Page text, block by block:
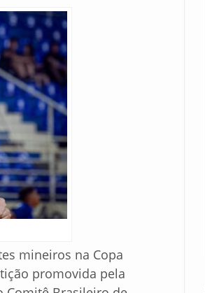
mineiros na Copa
promovida pela